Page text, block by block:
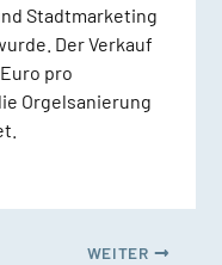
Stadtmarketing
Der Verkauf
pro
Orgelsanierung
WEITER